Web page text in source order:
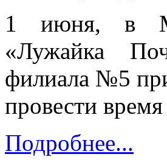
1 июня, в
«Лужайка
филиала №5
провести
Подробнее...